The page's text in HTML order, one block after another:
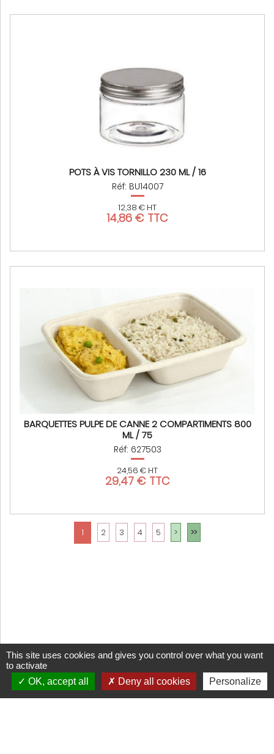
POTS À VIS TORNILLO 230 ML / 16
Réf: BU14007
12,38 € HT
14,86 € TTC
BARQUETTES PULPE DE CANNE 2 COMPARTIMENTS 800
ML / 75
Réf: 627503
24,56 € HT
29,47 € TTC
1 2 3 4 5 > >>
This site uses cookies and gives you control over what you want
to activate
OK, accept all
Deny all cookies Personalize